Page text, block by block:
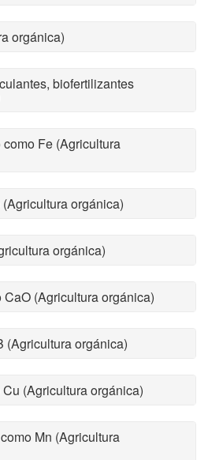
orgánica)
biofertilizantes
Fe (Agricultura
orgánica)
orgánica)
(Agricultura orgánica)
(Agricultura orgánica)
(Agricultura orgánica)
Mn (Agricultura